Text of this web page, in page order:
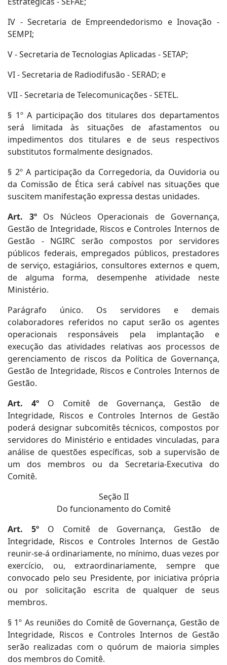
IV - Secretaria de Empreendedorismo e Inovação -
SEMPI;
V - Secretaria de Tecnologias Aplicadas - SETAP;
VI - Secretaria de Radiodifusão - SERAD; e
VII - Secretaria de Telecomunicações - SETEL.
§ 1º A participação dos titulares dos departamentos
será limitada às situações de afastamentos ou
impedimentos dos titulares e de seus respectivos
substitutos formalmente designados.
§ 2º A participação da Corregedoria, da Ouvidoria ou
da Comissão de Ética será cabível nas situações que
suscitem manifestação expressa destas unidades.
Art. 3º Os Núcleos Operacionais de Governança,
Gestão de Integridade, Riscos e Controles Internos de
Gestão - NGIRC serão compostos por servidores
públicos federais, empregados públicos, prestadores
de serviço, estagiários, consultores externos e quem,
de alguma forma, desempenhe atividade neste
Ministério.
Parágrafo único. Os servidores e demais
colaboradores referidos no caput serão os agentes
operacionais responsáveis pela implantação e
execução das atividades relativas aos processos de
gerenciamento de riscos da Política de Governança,
Gestão de Integridade, Riscos e Controles Internos de
Gestão.
Art. 4º O Comitê de Governança, Gestão de
Integridade, Riscos e Controles Internos de Gestão
poderá designar subcomitês técnicos, compostos por
servidores do Ministério e entidades vinculadas, para
análise de questões específicas, sob a supervisão de
um dos membros ou da Secretaria-Executiva do
Comitê.
Seção II
Do funcionamento do Comitê
Art. 5º O Comitê de Governança, Gestão de
Integridade, Riscos e Controles Internos de Gestão
reunir-se-á ordinariamente, no mínimo, duas vezes por
exercício, ou, extraordinariamente, sempre que
convocado pelo seu Presidente, por iniciativa própria
ou por solicitação escrita de qualquer de seus
membros.
§ 1º As reuniões do Comitê de Governança, Gestão de
Integridade, Riscos e Controles Internos de Gestão
serão realizadas com o quórum de maioria simples
dos membros do Comitê.